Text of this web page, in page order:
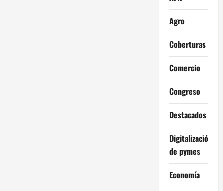
Agro
Coberturas
Comercio
Congreso
Destacados
Digitalización
de pymes
Economía